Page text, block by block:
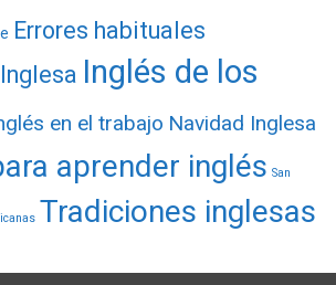
Errores habituales
Inglés de los
en el trabajo Navidad Inglesa
aprender inglés San
Tradiciones inglesas